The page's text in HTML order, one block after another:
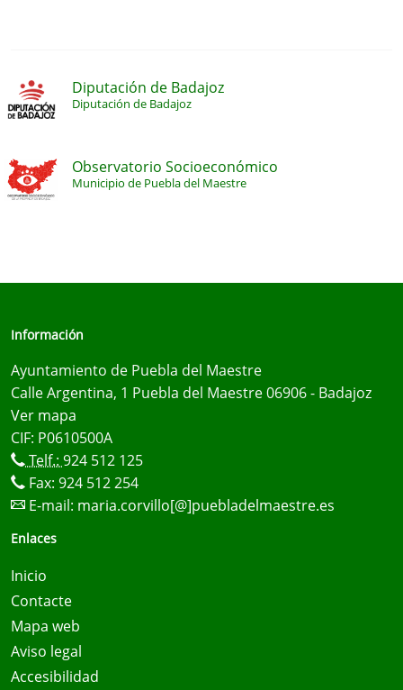
Diputación de Badajoz
Diputación de Badajoz
Observatorio Socioeconómico
Municipio de Puebla del Maestre
Información
Ayuntamiento de Puebla del Maestre
Calle Argentina, 1 Puebla del Maestre 06906 - Badajoz
Ver mapa
CIF: P0610500A
Telf.: 924 512 125
Fax: 924 512 254
E-mail: maria.corvillo[@]puebladelmaestre.es
Enlaces
Inicio
Contacte
Mapa web
Aviso legal
Accesibilidad